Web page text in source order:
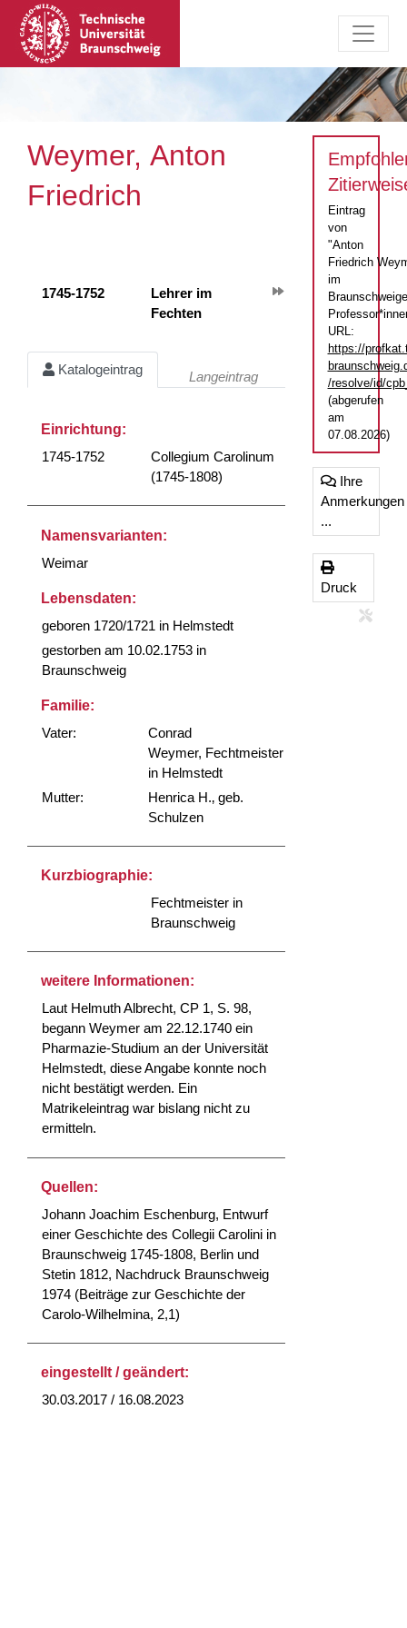
Weymer, Anton
Friedrich
1745-1752
Lehrer im
Fechten
Katalogeintrag Langeintrag
Einrichtung:
1745-1752
Collegium Carolinum
(1745-1808)
Namensvarianten:
Weimar
Lebensdaten:
geboren 1720/1721 in Helmstedt
gestorben am 10.02.1753 in
Braunschweig
Familie:
Vater:
Conrad
Weymer, Fechtmeister
in Helmstedt
Mutter:
Henrica H.‚ geb.
Schulzen
Kurzbiographie:
Fechtmeister in
Braunschweig
weitere Informationen:
Laut Helmuth Albrecht, CP 1, S. 98,
begann Weymer am 22.12.1740 ein
Pharmazie-Studium an der Universität
Helmstedt, diese Angabe konnte noch
nicht bestätigt werden. Ein
Matrikeleintrag war bislang nicht zu
ermitteln.
Quellen:
Johann Joachim Eschenburg, Entwurf
einer Geschichte des Collegii Carolini in
Braunschweig 1745-1808, Berlin und
Stetin 1812, Nachdruck Braunschweig
1974 (Beiträge zur Geschichte der
Carolo-Wilhelmina, 2,1)
eingestellt / geändert:
30.03.2017 / 16.08.2023
Eintrag
von
"Anton
Friedrich
im
URL:
https://
/resolve/id/
(abgerufen
am
07.08.2026)
Ihre
Anmerkungen
...
Druck